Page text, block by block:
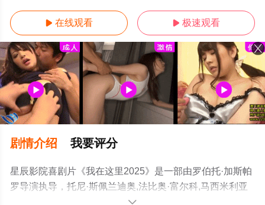
 在线观看  极速观看
剧情介绍 我要评分
星辰影院喜剧片《我在这里2025》是一部由罗伯托·加斯帕
罗导演执导，托尼·斯佩兰迪奥,法比奥·富尔科,马西米利亚
诺·罗西等演员精彩演绎的其它电影，手机免费观看高清未
